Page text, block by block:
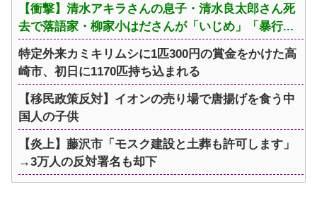
【衝撃】清水アキラさんの息子・清水良太郎さん死
去で落語家・柳家小はださんが「いじめ」「暴行...
特定外来カミキリムシに1匹300円の賞金をかけた高
崎市、初日に1170匹持ち込まれる
【移民政策反対】イオンの売り場で唐揚げを食う中
国人の子供
【炎上】藤沢市「モスク建設と土葬も許可します」
→3万人の反対署名も却下